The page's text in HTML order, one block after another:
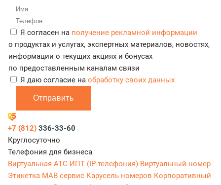
Я согласен на получение рекламной информации
о продуктах и услугах, экспертных материалов, новостях,
информации о текущих акциях и бонусах
по предоставленным каналам связи
Я даю согласие на обработку своих данных
Отправить
+7 (812) 336-33-60
Круглосуточно
Телефония для бизнеса
Виртуальная АТС ИПТ (IP-телефония) Виртуальный номер
Этикетка МАВ сервис Карусель номеров Корпоративный